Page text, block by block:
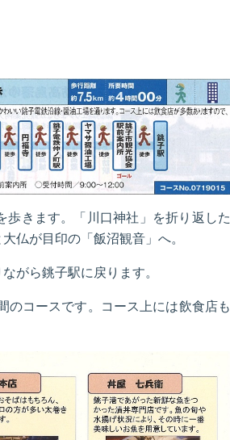
きます。「川口神社」を折り返した
仏が目印の「飯沼観音」へ。
がら銚子駅に戻ります。
のコースです。コース上には飲食店も